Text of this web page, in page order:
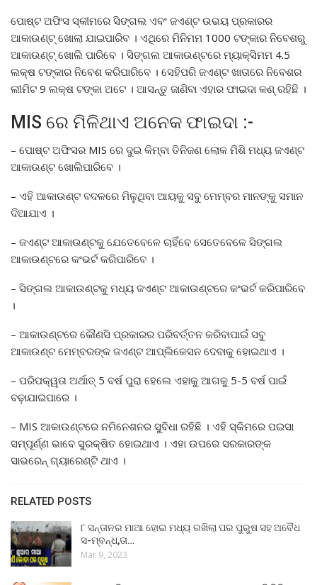
ପୋଷ୍ଟ ଅଫିସ ସ୍କୀମରେ ସିଙ୍ଗଲ ଏବଂ ଜଏଣ୍ଟ ଉଭୟ ପ୍ରକାରର
ଆକାଉଣ୍ଟ୍ ଖୋଲା ଯାଇପାରିବ । ଏଥିରେ ମିନିମମ 1000 ଟଙ୍କାର ନିବେଶରୁ
ଆକାଉଣ୍ଟ୍ ଖୋଲି ପାରିବେ । ସିଙ୍ଗଲ ଆକାଉଣ୍ଟରେ ମ୍ୟାକ୍ସିମମ 4.5
ଲକ୍ଷ ଟଙ୍କାର ନିବେଶ କରିପାରିବେ । ସେହିପରି ଜଏଣ୍ଟ ଖାତାରେ ନିବେଶର
ଲୀମିଟ 9 ଲକ୍ଷ ଟଙ୍କା ଅଟେ । ଆସନ୍ତୁ ଜାଣିବା ଏହାର ଫାଇଦା କଣ୍ ରହିଛି ।
MIS ରେ ମିଳିଥାଏ ଅନେକ ଫାଇଦା :-
– ପୋଷ୍ଟ ଅଫିସର MIS ରେ ଦୁଇ କିମ୍ବା ତିନିଜଣ ଲୋକ ମିଶି ମଧ୍ୟ ଜଏଣ୍ଟ
ଆକାଉଣ୍ଟ ଖୋଲିପାରିବେ ।
– ଏହି ଆକାଉଣ୍ଟ ବଦଳରେ ମିଳୁଥିବା ଆୟକୁ ସବୁ ମେମ୍ବର ମାନଙ୍କୁ ସମାନ
ଦିଆଯାଏ ।
– ଜଏଣ୍ଟ ଆକାଉଣ୍ଟକୁ ଯେତେବେଳେ ଚାହିଁବେ ସେତେବେଳେ ସିଙ୍ଗଲ
ଆକାଉଣ୍ଟରେ କଂଭର୍ଟ କରିପାରିବେ ।
– ସିଙ୍ଗଲ ଆକାଉଣ୍ଟକୁ ମଧ୍ୟ ଜଏଣ୍ଟ ଆକାଉଣ୍ଟରେ କଂଭର୍ଟ କରିପାରିବେ
।
– ଆକାଉଣ୍ଟରେ କୌଣସି ପ୍ରକାରର ପରିବର୍ତ୍ତନ କରିବାପାଇଁ ସବୁ
ଆକାଉଣ୍ଟ ମେମ୍ବରଙ୍କ ଜଏଣ୍ଟ ଆପ୍ଲିକେସନ ଦେବାକୁ ହୋଇଥାଏ ।
– ପରିପକ୍ୱତା ଅର୍ଥାତ୍ 5 ବର୍ଷ ପୁରା ହେଲେ ଏହାକୁ ଆଗକୁ 5-5 ବର୍ଷ ପାଇଁ
ବଢ଼ାଯାଇପାରେ ।
– MIS ଆକାଉଣ୍ଟରେ ନମିନେଶନର ସୁବିଧା ରହିଛି । ଏହି ସ୍କିମରେ ପଇସା
ସମ୍ପୂର୍ଣ୍ଣ ଭାବେ ସୁରକ୍ଷିତ ହୋଇଥାଏ । ଏହା ଉପରେ ସରକାରଙ୍କ
ସାଭରେନ୍ ଗ୍ୟାରେଣ୍ଟି ଥାଏ ।
RELATED POSTS
୮ ସନ୍ତାନର ମାଆ ହୋଇ ମଧ୍ୟ ରଖିଲା ପର ପୁରୁଷ ସହ ଅବୈଧ
ସ-ମ୍ବନ୍ଧ,ତା…
Mar 9, 2023